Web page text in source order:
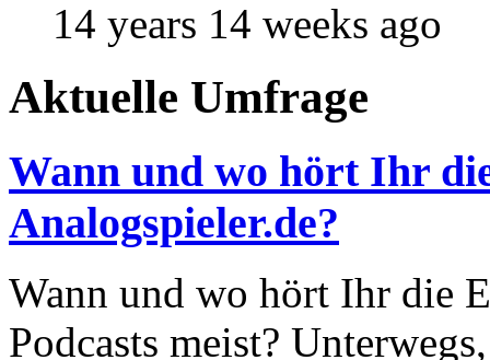
14 years 14 weeks ago
Aktuelle Umfrage
Wann und wo hört Ihr
Analogspieler.de?
Wann und wo hört Ihr die
Podcasts meist?